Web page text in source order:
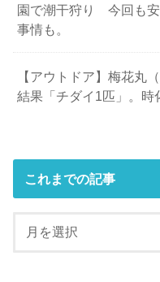
園で潮干狩り 今回も
事情も。
【アウトドア】梅花丸
結果「チダイ1匹」。時
これまでの記事